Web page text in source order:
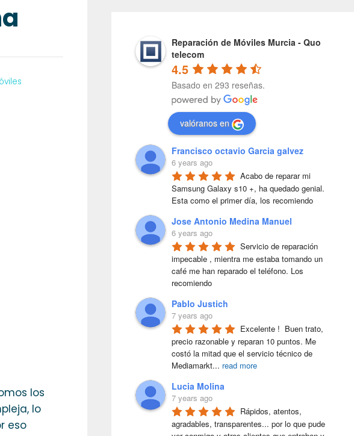
los
lo
eso
Reparación de Móviles Murcia - Quo
telecom
4.5
Basado en 293 reseñas.
valóranos en
Francisco octavio Garcia galvez
6 years ago
Acabo de reparar mi
Samsung Galaxy s10 +, ha quedado genial.
Esta como el primer día, los recomiendo
Jose Antonio Medina Manuel
6 years ago
Servicio de reparación
impecable , mientra me estaba tomando un
café me han reparado el teléfono. Los
recomiendo
Pablo Justich
7 years ago
Excelente !  Buen trato,
precio razonable y reparan 10 puntos. Me
costó la mitad que el servicio técnico de
Mediamarkt... read more
Lucia Molina
7 years ago
Rápidos, atentos,
agradables, transparentes... por lo que pude